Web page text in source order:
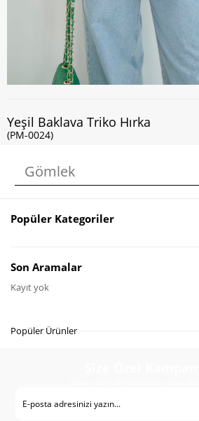
Yeşil Baklava Triko Hırka
(PM-0024)
Kapıda Nakit veya Kart ile Ödeme İmkanı
Karşılaştır
Fiyat Düşünce Haber Ver
Popüler Kategoriler
Son Aramalar
Kayıt yok
Popüler Ürünler